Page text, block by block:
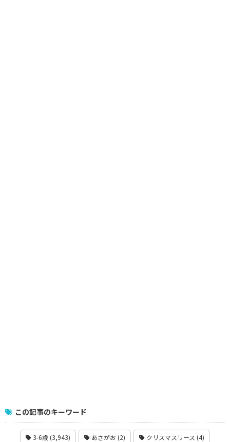
この記事のキーワード
3-6歳 (3,943) あさがお (2) クリスマスリース (4)